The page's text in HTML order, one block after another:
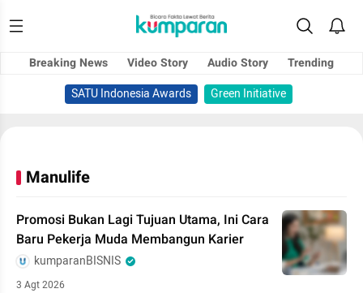
Breaking News Video Story Audio Story
Trending
SATU Indonesia Awards
Green Initiative
Manulife
Promosi Bukan Lagi Tujuan Utama, Ini Cara
Baru Pekerja Muda Membangun Karier
kumparanBISNIS
3 Agt 2026